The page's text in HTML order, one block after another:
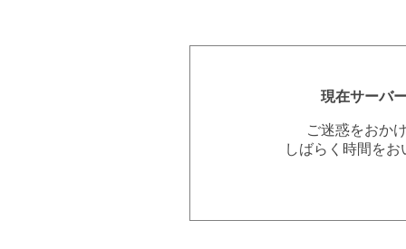
現在サーバ
ご迷惑をおか
しばらく時間を